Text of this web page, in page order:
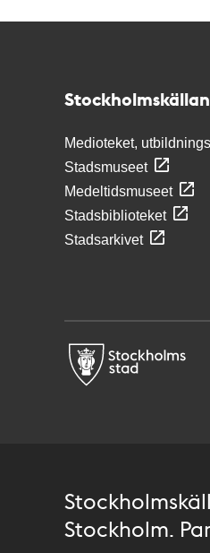
Medioteket,
Stadsmuseet
Medeltidsmuseet
Stadsbiblioteket
Stadsarkivet
Stockholm.